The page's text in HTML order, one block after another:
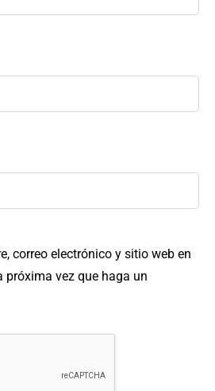
correo electrónico y sitio web en
próxima vez que haga un